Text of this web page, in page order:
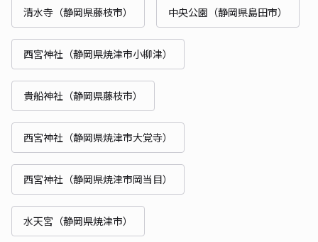
清水寺（静岡県藤枝市） 中央公園（静岡県島田市）
西宮神社（静岡県焼津市小柳津）
貴船神社（静岡県藤枝市）
西宮神社（静岡県焼津市大覚寺）
西宮神社（静岡県焼津市岡当目）
水天宮（静岡県焼津市）